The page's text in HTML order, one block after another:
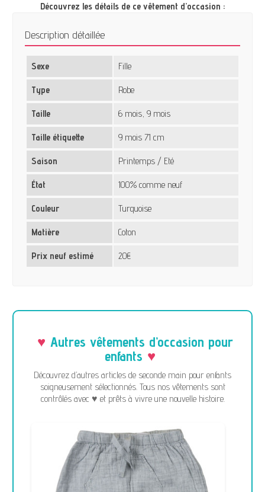
Découvrez les détails de ce vêtement d’occasion :
Description détaillée
Sexe Fille
Type Robe
Taille 6 mois, 9 mois
Taille étiquette 9 mois 71 cm
Saison Printemps / Eté
État 100% comme neuf
Couleur Turquoise
Matière Coton
Prix neuf estimé 20€
Autres vêtements d’occasion pour
enfants
Découvrez d’autres articles de seconde main pour enfants
soigneusement sélectionnés. Tous nos vêtements sont
contrôlés avec ♥ et prêts à vivre une nouvelle histoire.